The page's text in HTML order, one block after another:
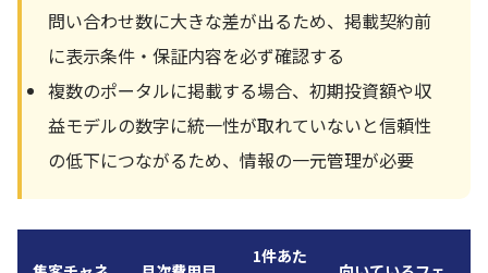
問い合わせ数に大きな差が出るため、掲載契約前
に表示条件・保証内容を必ず確認する
複数のポータルに掲載する場合、初期投資額や収
益モデルの数字に統一性が取れていないと信頼性
の低下につながるため、情報の一元管理が必要
1件あた